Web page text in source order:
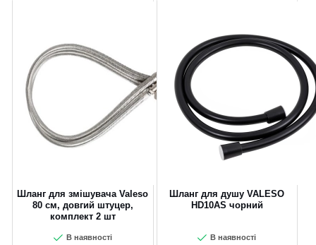
Шланг для змішувача Valeso
80 см, довгий штуцер,
комплект 2 шт
В наявності
Шланг для душу VALESO
HD10AS чорний
В наявності